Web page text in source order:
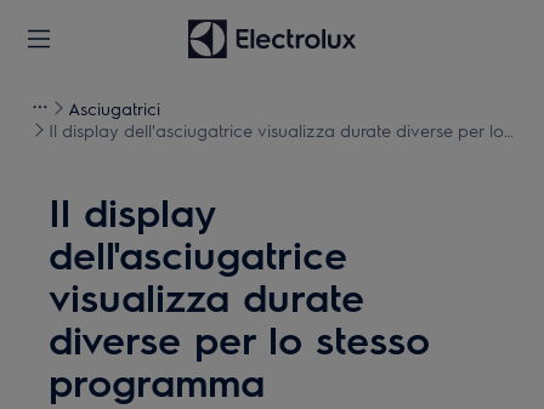
Asciugatrici
Il display dell'asciugatrice visualizza durate diverse per lo
Il display
dell'asciugatrice
visualizza durate
diverse per lo stesso
programma